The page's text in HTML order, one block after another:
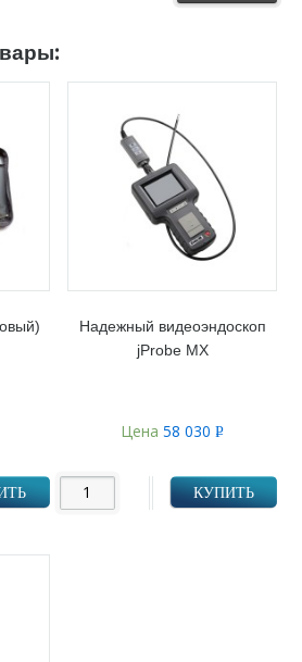
Надежный видеоэндоскоп
jProbe MX
Цена58 030Р
КУПИТЬ